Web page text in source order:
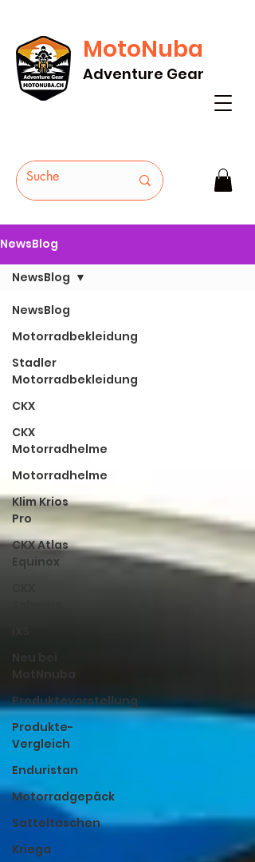
GRATIS VERSAND AB Fr. 200* - HEUTE
BESTELLEN
MotoNuba
Adventure Gear
NewsBlog
NewsBlog
Motorradbekleidung
Stadler
Motorradbekleidung
CKX
CKX
Motorradhelme
Motorradhelme
Klim Krios
Pro
CKX Atlas
Equinox
MotNnuba
Produktevorstellung
Produkte-
Vergleich
Enduristan
Motorradgepäck
Satteltaschen
Kriega
NewsBlog